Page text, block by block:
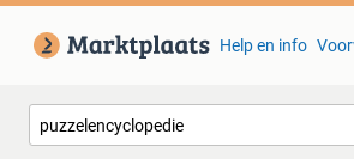
Help en info